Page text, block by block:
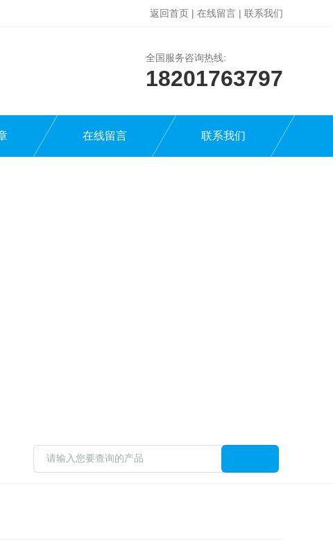
返回首页 | 在线留言 | 联系我们
全国服务咨询热线:
18201763797
在线留言 联系我们